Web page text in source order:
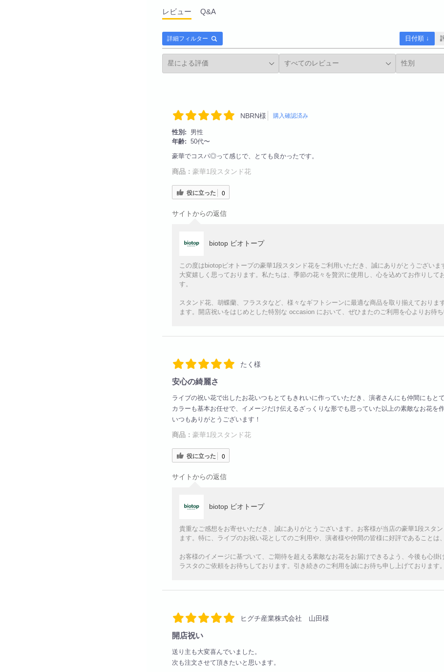
レビュー Q&A
詳細フィルター 日付順 ↓
NBRN様 購入確認済み
性別:
男性
年齢: 50代〜
豪華でコスパ◎って感じで、とても良かったです。
商品： 豪華1段スタンド花
役に立った 0
サイトからの返信
biotop ビオトープ
この度はbiotopビオトープの豪華1段スタンド花をご利用いただき、誠にありがとうござい
大変嬉しく思っております。私たちは、季節の花々を贅沢に使用し、心を込めてお作りし
す。
スタンド花、胡蝶蘭、フラスタなど、様々なギフトシーンに最適な商品を取り揃えており
ます。開店祝いをはじめとした特別な occasion において、ぜひまたのご利用を心よりお待ち
たく様
安心の綺麗さ
ライブの祝い花で出したお花いつもとてもきれいに作っていただき、演者さんにも仲間にもと
カラーも基本お任せで、イメージだけ伝えるざっくりな形でも思っていた以上の素敵なお花を作
いつもありがとうございます！
商品： 豪華1段スタンド花
役に立った 0
サイトからの返信
biotop ビオトープ
貴重なご感想をお寄せいただき、誠にありがとうございます。お客様が当店の豪華1段スタ
ます。特に、ライブのお祝い花としてのご利用や、演者様や仲間の皆様に好評であることは
お客様のイメージに基づいて、ご期待を超える素敵なお花をお届けできるよう、今後も心
ラスタのご依頼をお待ちしております。引き続きのご利用を誠にお待ち申し上げております。
ヒグチ産業株式会社 山田様
開店祝い
送り主も大変喜んでいました。
次も注文させて頂きたいと思います。